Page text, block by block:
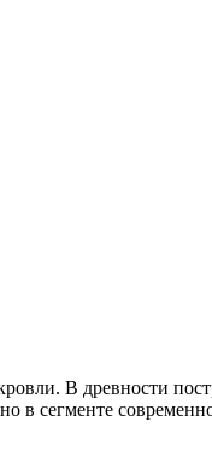
В древности
сегменте